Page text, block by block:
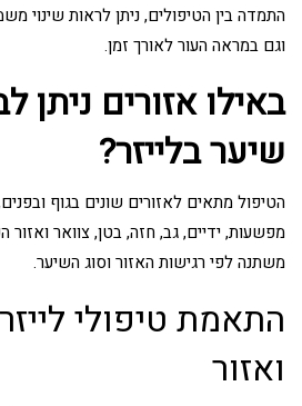
התמדה בין הטיפולים, ניתן לראות שינוי
וגם במראה העור לאורך זמן.
באילו אזורים ניתן
שיער בלייזר?
הטיפול מתאים לאזורים שונים בגוף
מפשעות, ידיים, גב, חזה, בטן, צוואר
משתנה לפי רגישות האזור וסוג השיער.
התאמת טיפולי
ואזור